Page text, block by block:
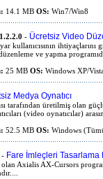
14.1 MB OS: Win7/Win8
- Ücretsiz Video
kullanıcısının ihtiyaçlarını
ve yapma
25 MB OS: Windows XP/
Medya Oynatıcı
tarafından üretilmiş olan
(video oynatıcılar)
52.5 MB OS: Windows
- Fare İmleçleri Tasarlama
Axialis AX-Cursors